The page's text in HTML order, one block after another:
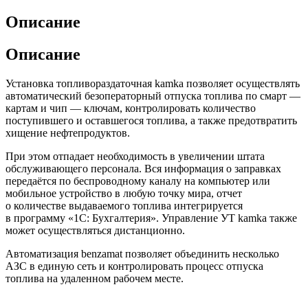
Описание
Описание
Установка топливораздаточная kamka позволяет осуществлять
автоматический безоператорный отпуска топлива по смарт —
картам и чип — ключам, контролировать количество
поступившего и оставшегося топлива, а также предотвратить
хищение нефтепродуктов.
При этом отпадает необходимость в увеличении штата
обслуживающего персонала. Вся информация о заправках
передаётся по беспроводному каналу на компьютер или
мобильное устройство в любую точку мира, отчет
о количестве выдаваемого топлива интегрируется
в программу «1С: Бухгалтерия». Управление УТ kamka также
может осуществляться дистанционно.
Автоматизация benzamat позволяет объединить несколько
АЗС в единую сеть и контролировать процесс отпуска
топлива на удаленном рабочем месте.